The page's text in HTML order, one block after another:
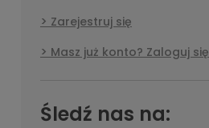
Zarejestruj się
Masz już konto? Zaloguj się
Śledź nas na: